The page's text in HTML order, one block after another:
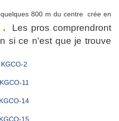
800 m du centre crée en
.
Les pros comprendront
si ce n'est que je trouve